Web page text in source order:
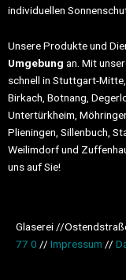
individuellen
Unsere Produkte und
Umgebung an. Mit
schnell in Stuttgart-
Birkach, Botnang,
Untertürkheim,
Plieningen, Sillenbuch,
Weilimdorf und
uns auf Sie!
Glaserei //
77 0 // Impressum //